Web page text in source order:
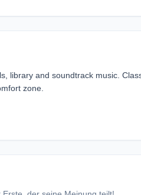
library and soundtrack music.
zone.